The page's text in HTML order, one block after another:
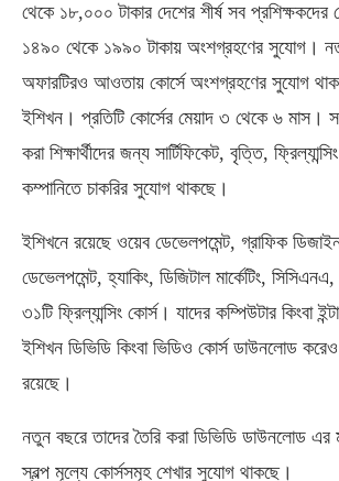
থেকে ১৮,০০০ টাকার দেশের শীর্ষ সব প্রশিক্ষকদের
১৪৯০ থেকে ১৯৯০ টাকায় অংশগ্রহণের সুযোগ।
অফারটিরও আওতায় কোর্সে অংশগ্রহণের সুযোগ
ইশিখন। প্রতিটি কোর্সের মেয়াদ ৩ থেকে ৬ মাস।
করা শিক্ষার্থীদের জন্য সার্টিফিকেট, বৃত্তি,
কম্পানিতে চাকরির সুযোগ থাকছে।
ইশিখনে রয়েছে ওয়েব ডেভেলপমেন্ট, গ্রাফিক
ডেভেলপমেন্ট, হ্যাকিং, ডিজিটাল মার্কেটিং,
৩১টি ফ্রিল্যান্সিং কোর্স। যাদের কম্পিউটার কিংবা
ইশিখন ডিভিডি কিংবা ভিডিও কোর্স ডাউনলোড
রয়েছে।
নতুন বছরে তাদের তৈরি করা ডিভিডি ডাউনলোড
স্বল্প মূল্যে কোর্সসমূহ শেখার সুযোগ থাকছে।